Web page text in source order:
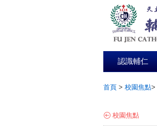
認識輔仁
首頁 > 校園焦點>
校園焦點